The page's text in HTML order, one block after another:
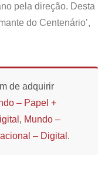
pela direção. Desta
do Centenário’,
de adquirir
– Papel +
, Mundo –
– Digital .